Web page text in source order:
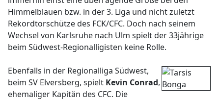
Himmelblauen bzw. in der 3. Liga und nicht zuletzt
Rekordtorschütze des FCK/CFC. Doch nach seinem
Wechsel von Karlsruhe nach Ulm spielt der 33jährige
beim Südwest-Regionalligisten keine Rolle.
Ebenfalls in der Regionalliga Südwest,
beim SV Elversberg, spielt Kevin Conrad,
ehemaliger Kapitän des CFC. Die